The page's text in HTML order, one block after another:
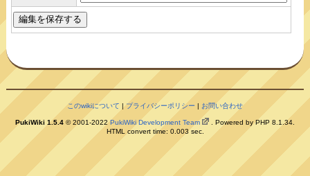
このwikiについて |プライバシーポリシー | お問い合わせ
PukiWiki 1.5.4 © 2001-2022PukiWiki Development Team
. Powered by PHP 8.1.34.
HTML convert time: 0.003 sec.